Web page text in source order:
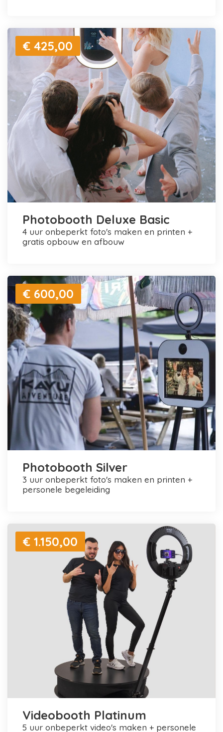
€ 425,00
Photobooth Deluxe Basic
4 uur onbeperkt foto's maken en printen +
gratis opbouw en afbouw
€ 600,00
Photobooth Silver
3 uur onbeperkt foto's maken en printen +
personele begeleiding
€ 1.150,00
Videobooth Platinum
5 uur onbeperkt video's maken + personele